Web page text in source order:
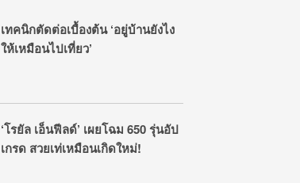
เทคนิกตัดต่อเบื้องต้น ‘อยู่บ้านยังไง
ให้เหมือนไปเที่ยว’
‘โรยัล เอ็นฟีลด์’ เผยโฉม 650 รุ่นอัป
เกรด สวยเท่เหมือนเกิดใหม่!